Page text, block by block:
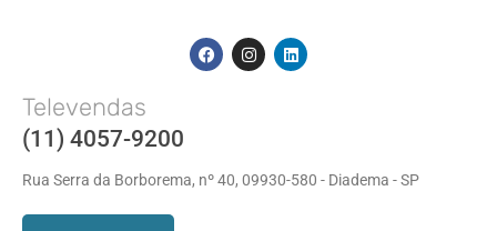
Televendas
(11) 4057-9200
Rua Serra da Borborema, nº 40, 09930-580 - Diadema - SP